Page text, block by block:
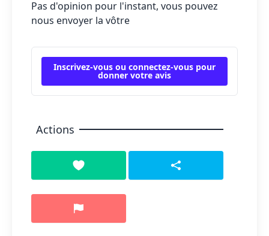
Pas d'opinion pour l'instant, vous pouvez
nous envoyer la vôtre
Inscrivez-vous ou connectez-vous pour
donner votre avis
Actions